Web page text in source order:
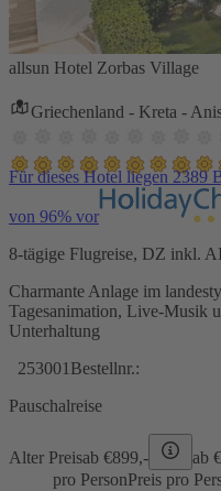
allsun Hotel Zorbas Village
Griechenland - Kreta -
Für dieses Hotel liegen 2389
von 96% vor
8-tägige Flugreise, DZ inkl.
Charmante Anlage im
Tagesanimation, Live-Musik
Unterhaltung
253001 Bestellnr.:
Pauschalreise
Alter Preisab €899,- ab €
pro PersonPreis pro